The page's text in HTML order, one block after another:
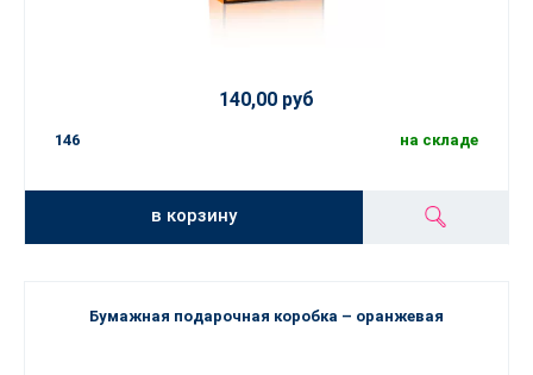
140,00 руб
146 на складе
в корзину
Бумажная подарочная коробка – оранжевая